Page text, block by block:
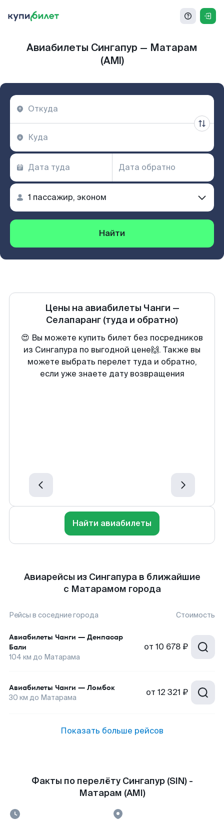
Авиабилеты Сингапур — Матарам
(AMI)
Найти
Цены на авиабилеты Чанги —
Селапаранг (туда и обратно)
😍 Вы можете купить билет без посредников
из Сингапура по выгодной цене🙌. Также вы
можете выбрать перелет туда и обратно,
если уже знаете дату возвращения
Найти авиабилеты
Авиарейсы из Сингапура в ближайшие
с Матарамом города
Рейсы в соседние города Стоимость
Авиабилеты Чанги — Денпасар
Бали
104 км до Матарама
от 10 678 ₽
Авиабилеты Чанги — Ломбок
30 км до Матарама от 12 321 ₽
Показать больше рейсов
Факты по перелёту Сингапур (SIN) -
Матарам (AMI)